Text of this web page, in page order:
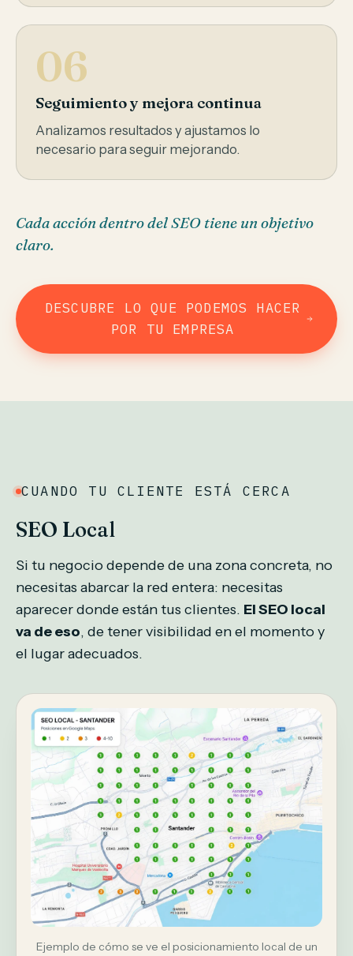
06
Seguimiento y mejora continua
Analizamos resultados y ajustamos lo
necesario para seguir mejorando.
Cada acción dentro del SEO tiene un objetivo
claro.
DESCUBRE LO QUE PODEMOS HACER
POR TU EMPRESA
CUANDO TU CLIENTE ESTÁ CERCA
SEO Local
Si tu negocio depende de una zona concreta, no
necesitas abarcar la red entera: necesitas
aparecer donde están tus clientes. El SEO local
va de eso, de tener visibilidad en el momento y
el lugar adecuados.
Ejemplo de cómo se ve el posicionamiento local de un